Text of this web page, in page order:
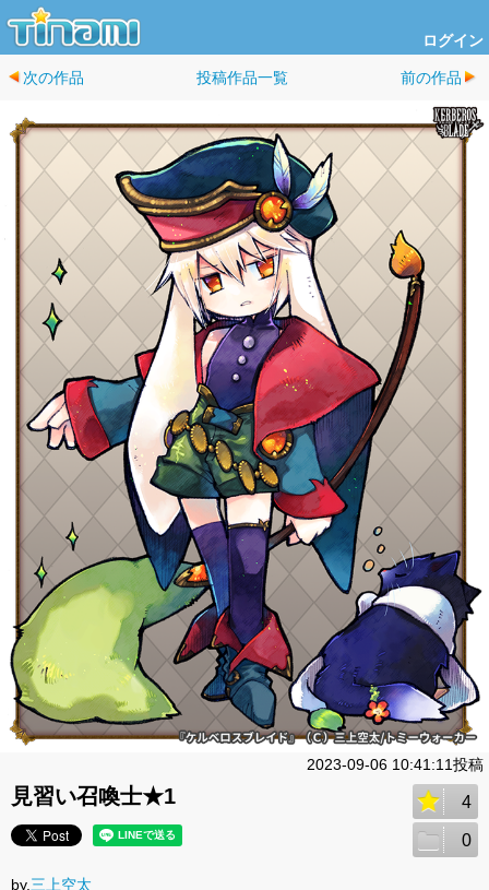
ログイン
次の作品 投稿作品一覧 前の作品
2023-09-06 10:41:11投稿
見習い召喚士★1 4
0
by.三上空太